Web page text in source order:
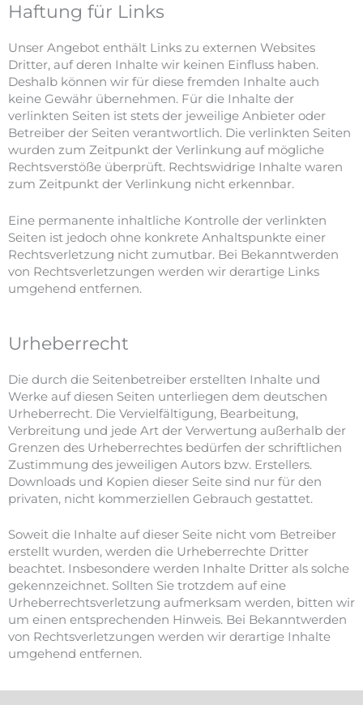
Haftung für Links
Unser Angebot enthält Links zu externen Websites
Dritter, auf deren Inhalte wir keinen Einfluss haben.
Deshalb können wir für diese fremden Inhalte auch
keine Gewähr übernehmen. Für die Inhalte der
verlinkten Seiten ist stets der jeweilige Anbieter oder
Betreiber der Seiten verantwortlich. Die verlinkten Seiten
wurden zum Zeitpunkt der Verlinkung auf mögliche
Rechtsverstöße überprüft. Rechtswidrige Inhalte waren
zum Zeitpunkt der Verlinkung nicht erkennbar.
Eine permanente inhaltliche Kontrolle der verlinkten
Seiten ist jedoch ohne konkrete Anhaltspunkte einer
Rechtsverletzung nicht zumutbar. Bei Bekanntwerden
von Rechtsverletzungen werden wir derartige Links
umgehend entfernen.
Urheberrecht
Die durch die Seitenbetreiber erstellten Inhalte und
Werke auf diesen Seiten unterliegen dem deutschen
Urheberrecht. Die Vervielfältigung, Bearbeitung,
Verbreitung und jede Art der Verwertung außerhalb der
Grenzen des Urheberrechtes bedürfen der schriftlichen
Zustimmung des jeweiligen Autors bzw. Erstellers.
Downloads und Kopien dieser Seite sind nur für den
privaten, nicht kommerziellen Gebrauch gestattet.
Soweit die Inhalte auf dieser Seite nicht vom Betreiber
erstellt wurden, werden die Urheberrechte Dritter
beachtet. Insbesondere werden Inhalte Dritter als solche
gekennzeichnet. Sollten Sie trotzdem auf eine
Urheberrechtsverletzung aufmerksam werden, bitten wir
um einen entsprechenden Hinweis. Bei Bekanntwerden
von Rechtsverletzungen werden wir derartige Inhalte
umgehend entfernen.